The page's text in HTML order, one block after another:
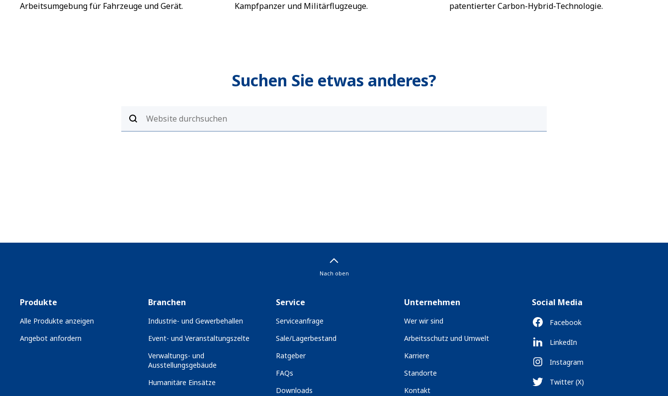
Arbeitsumgebung für Fahrzeuge und Gerät.
Kampfpanzer und Militärflugzeuge.
patentierter Carbon-Hybrid-Technologie.
Suchen Sie etwas anderes?
Nach oben
Produkte
Alle Produkte anzeigen
Angebot anfordern
Branchen
Industrie- und Gewerbehallen
Event- und Veranstaltungszelte
Verwaltungs- und
Ausstellungsgebäude
Humanitäre Einsätze
Service
Serviceanfrage
Sale/Lagerbestand
Ratgeber
FAQs
Downloads
Unternehmen
Wer wir sind
Arbeitsschutz und Umwelt
Karriere
Standorte
Kontakt
Social Media
Facebook
LinkedIn
Instagram
Twitter (X)